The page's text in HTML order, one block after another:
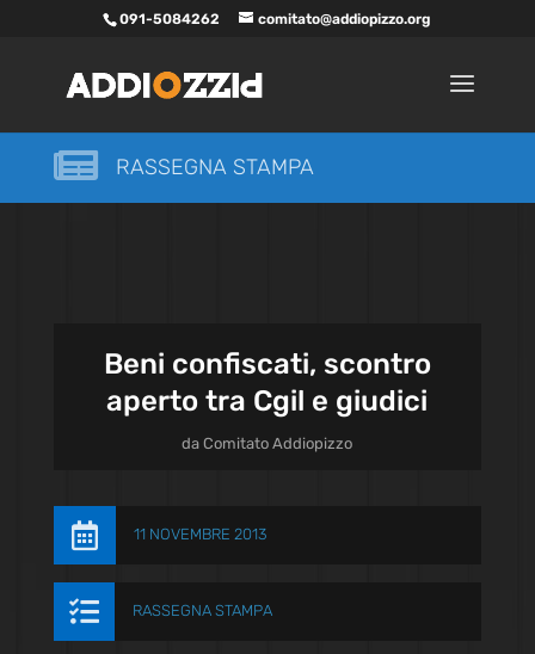
091-5084262 comitato@addiopizzo.org
 RASSEGNA STAMPA
Beni confiscati, scontro
aperto tra Cgil e giudici
daComitato Addiopizzo
 11 NOVEMBRE 2013
 RASSEGNA STAMPA